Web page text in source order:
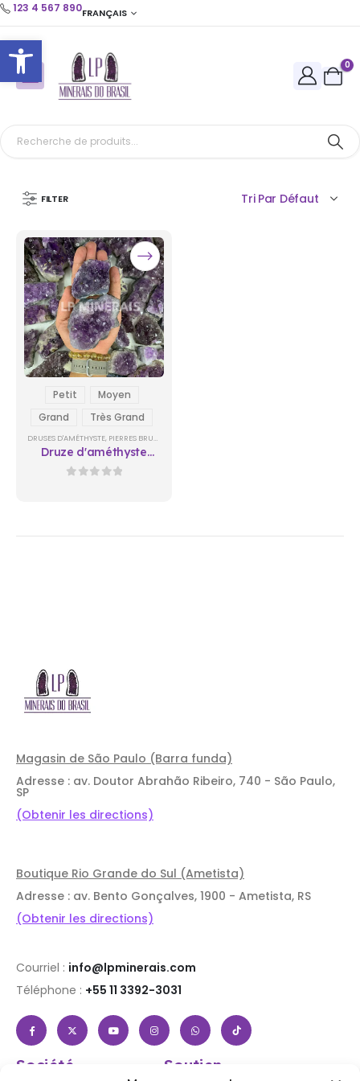
Ouvrir la barre d’outils
123 4 567 890FRANÇAIS
0
FILTER
Petit
Moyen
Grand
Très Grand
DRUSES D'AMÉTHYSTE, PIERRES BRUTES
Druze d'améthyste
supplémentaire 2
Magasin de São Paulo (Barra funda)
Adresse : av. Doutor Abrahão Ribeiro, 740 - São Paulo,
SP
(Obtenir les directions)
Boutique Rio Grande do Sul (Ametista)
Adresse : av. Bento Gonçalves, 1900 - Ametista, RS
(Obtenir les directions)
Courriel : info@lpminerais.com
Téléphone : +55 11 3392-3031
Société Soutien